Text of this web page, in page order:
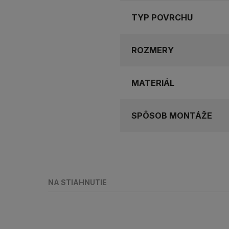
TYP POVRCHU
ROZMERY
MATERIÁL
SPÔSOB MONTÁŽE
NA STIAHNUTIE